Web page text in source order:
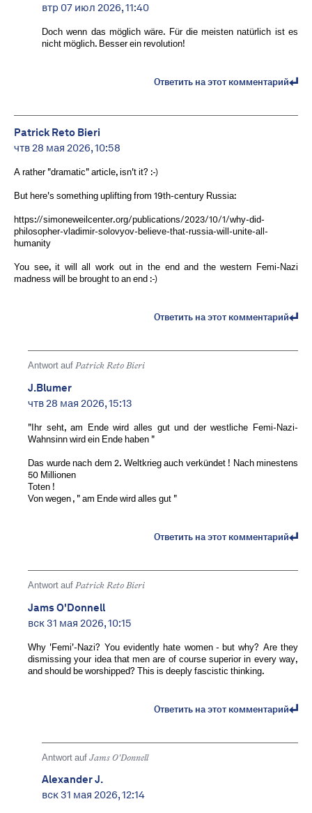
втр 07 июл 2026, 11:40
Doch wenn das möglich wäre. Für die meisten natürlich ist es
nicht möglich. Besser ein revolution!
Ответить на этот комментарий
Patrick Reto Bieri
чтв 28 мая 2026, 10:58
A rather "dramatic" article, isn't it? :-)
But here's something uplifting from 19th-century Russia:
https://simoneweilcenter.org/publications/2023/10/1/why-did-
philosopher-vladimir-solovyov-believe-that-russia-will-unite-all-
humanity
You see, it will all work out in the end and the western Femi-Nazi
madness will be brought to an end :-)
Ответить на этот комментарий
Antwort auf Patrick Reto Bieri
J.Blumer
чтв 28 мая 2026, 15:13
"Ihr seht, am Ende wird alles gut und der westliche Femi-Nazi-
Wahnsinn wird ein Ende haben "
Das wurde nach dem 2. Weltkrieg auch verkündet ! Nach minestens
50 Millionen
Toten !
Von wegen , " am Ende wird alles gut "
Ответить на этот комментарий
Antwort auf Patrick Reto Bieri
Jams O'Donnell
вск 31 мая 2026, 10:15
Why 'Femi'-Nazi? You evidently hate women - but why? Are they
dismissing your idea that men are of course superior in every way,
and should be worshipped? This is deeply fascistic thinking.
Ответить на этот комментарий
Antwort auf Jams O'Donnell
Alexander J.
вск 31 мая 2026, 12:14